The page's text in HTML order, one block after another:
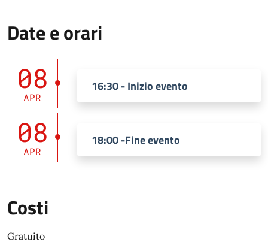
Date e orari
08
APR
16:30 - Inizio evento
08
APR
18:00 -Fine evento
Costi
Gratuito